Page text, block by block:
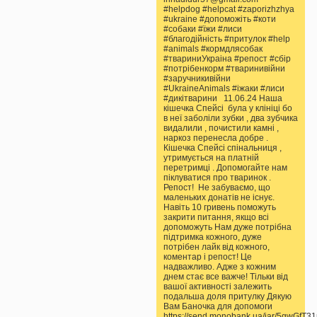
#helpdog #helpcat #zaporizhzhya
#ukraine #допоможіть #коти
#собаки #їжи #лиси
#благодійність #притулок #help
#animals #кормдлясобак
#твариниУкраіна #репост #сбір
#потрібенкорм #тваринивійни
#заручникивійни
#UkraineAnimals #іжаки #лиси
#дикітварини 11.06.24 Наша
кішечка Спейсі була у клініці бо
в неї заболіли зубки , два зубчика
видалили , почистили камні ,
наркоз перенесла добре .
Кішечка Спейсі спінальниця ,
утримується на платній
перетримці . Допомогайте нам
піклуватися про тваринок .
Репост! Не забуваємо, що
маленьких донатів не існує.
Навіть 10 гривень поможуть
закрити питання, якщо всі
допоможуть Нам дуже потрібна
підтримка кожного, дуже
потрібен лайк від кожного,
коментар і репост! Це
надважливо. Адже з кожним
днем стає все важче! Тільки від
вашої активності залежить
подальша доля притулку Дякую
Вам Баночка для допомоги